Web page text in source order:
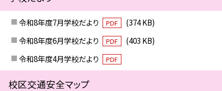
令和8年度7月学校だより PDF
(374 KB)
令和8年度6月学校だより
PDF
(403 KB)
令和8年度4月学校だより
PDF
校区交通安全マップ